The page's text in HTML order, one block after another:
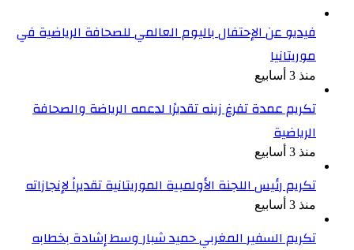
فيديو عن الإحتفال باليوم العالمي للصحافة الرياضية في
موريتانيا
منذ 3 أسابيع
تكريم عمدة تفرغ زينه تقديرًا لدعمه الرياضة والصحافة
الرياضية
منذ 3 أسابيع
تكريم رئيس اللجنة الأولمبية الموريتانية تقديراً لإنجازاته
منذ 3 أسابيع
تكريم السفير المغربي حميد شبار وسط إشادة بخطابه